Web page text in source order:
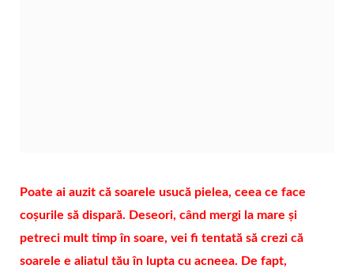
Poate ai auzit că soarele usucă pielea, ceea ce face
coșurile să dispară. Deseori, când mergi la mare și
petreci mult timp în soare, vei fi tentată să crezi că
soarele e aliatul tău în lupta cu acneea. De fapt,